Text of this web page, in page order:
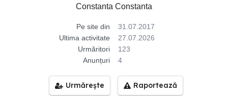
Constanta Constanta
Pe site din
31.07.2017
Ultima activitate
27.07.2026
Urmăritori
123
Anunțuri
4
Urmărește Raportează